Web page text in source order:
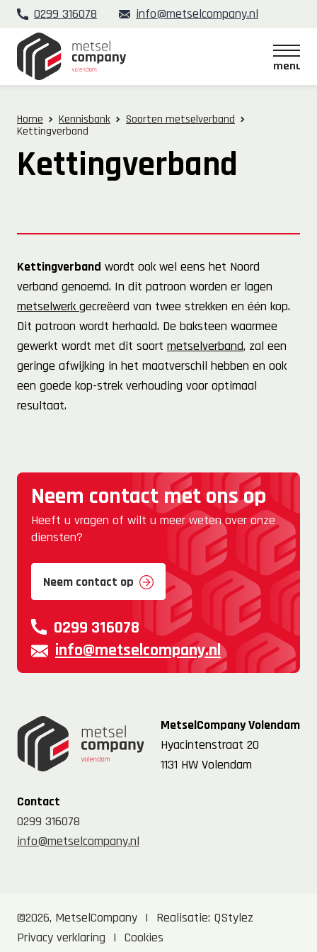
0299 316078 info@metselcompany.nl
menu
Home
Kennisbank
Soorten metselverband
Kettingverband
Kettingverband
Kettingverband wordt ook wel eens het Noord
verband genoemd. In dit patroon worden er lagen
metselwerkgecreëerd van twee strekken en één kop.
Dit patroon wordt herhaald. De baksteen waarmee
gewerkt wordt met dit soort metselverband, zal een
geringe afwijking in het maatverschil hebben en ook
een goede kop-strek verhouding voor optimaal
resultaat.
Neem contact met ons op
Heeft u vragen of wilt u meer weten over onze
diensten?
Neem contact op
0299 316078
info@metselcompany.nl
MetselCompany Volendam
Hyacintenstraat 20
1131 HW Volendam
Contact
0299 316078
info@metselcompany.nl
©2026, MetselCompany | Realisatie: QStylez
Privacy verklaring | Cookies